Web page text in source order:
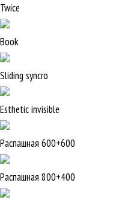
Twice
Book
Sliding syncro
Esthetic invisible
Распашная 600+600
Распашная 800+400